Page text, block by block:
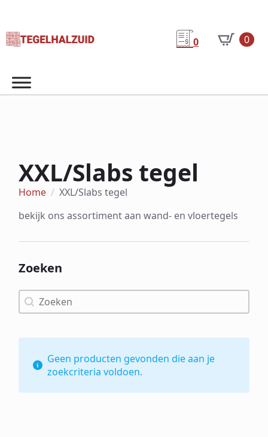
0 0
XXL/Slabs tegel
Home
XXL/Slabs tegel
bekijk ons assortiment aan wand- en vloertegels
Zoeken
Zoeken
Zoeken
Geen producten gevonden die aan je
zoekcriteria voldoen.